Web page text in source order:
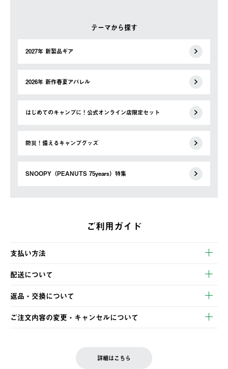
テーマから探す
2027年 新製品ギア
2026年 新作春夏アパレル
はじめてのキャンプに！公式オンライン店限定セット
防災！備えるキャンプグッズ
SNOOPY（PEANUTS 75years）特集
ご利用ガイド
支払い方法
以下のいずれかの方法でお支払いいただけます。
・クレジットカード決済
・コンビニ決済
・Pay-easy決済
配送について
【発送スケジュール】
ご注文・ご入金完了より2営業日以内に商品を発送いたします。
土日祝の発送はございませんので、木曜日以降のご注文は週明け
の発送となる場合がございます。
返品・交換について
※お客様都合の場合
お客様都合の返品にかかる送料は、お客様ご負担とさせていただ
ご注文内容の変更・キャンセルについて
LOGOS FAMILY会員の方は、会員マイページ内 購入履歴画面に
詳細はこちら